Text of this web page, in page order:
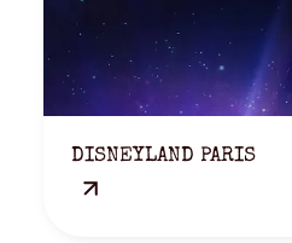
DISNEYLAND PARIS